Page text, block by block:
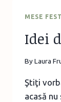
MESE
Idei
ByLaura
Ştiţi
acasă